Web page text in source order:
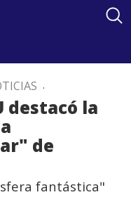
.
destacó la
de
fantástica"